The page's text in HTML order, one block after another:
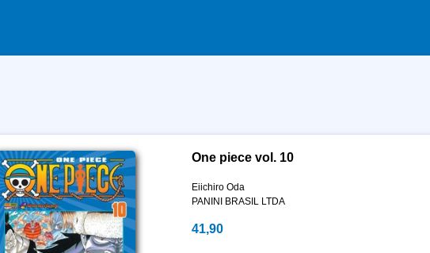
One piece vol. 10
Eiichiro Oda
PANINI BRASIL LTDA
41,90